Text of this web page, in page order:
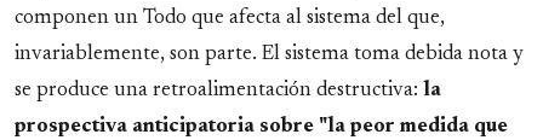
componen un Todo que afecta al sistema del que,
invariablemente, son parte. El sistema toma debida nota y
se produce una retroalimentación destructiva: la
prospectiva anticipatoria sobre "la peor medida que